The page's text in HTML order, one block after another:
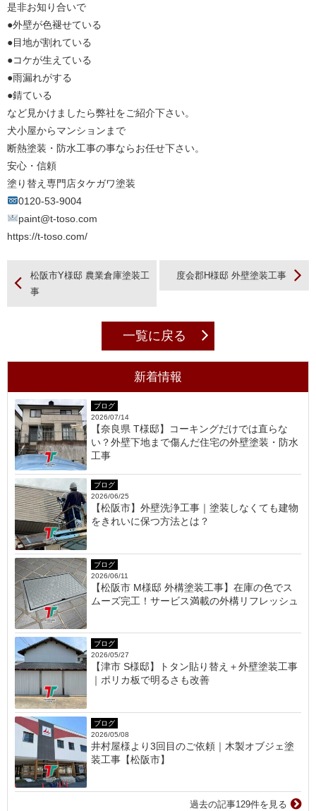
是非お知り合いで
●外壁が色褪せている
●目地が割れている
●コケが生えている
●雨漏れがする
●錆ている
など見かけましたら弊社をご紹介下さい。
犬小屋からマンションまで
断熱塗装・防水工事の事ならお任せ下さい。
安心・信頼
塗り替え専門店タケガワ塗装
0120-53-9004
paint@t-toso.com
https://t-toso.com/
松阪市Y様邸 農業倉庫塗装工
事
度会郡H様邸 外壁塗装工事
一覧に戻る
新着情報
ブログ
2026/07/14
【奈良県 T様邸】コーキングだけでは直らな
い？外壁下地まで傷んだ住宅の外壁塗装・防水
工事
ブログ
2026/06/25
【松阪市】外壁洗浄工事｜塗装しなくても建物
をきれいに保つ方法とは？
ブログ
2026/06/11
【松阪市 M様邸 外構塗装工事】在庫の色でス
ムーズ完工！サービス満載の外構リフレッシュ
ブログ
2026/05/27
【津市 S様邸】トタン貼り替え＋外壁塗装工事
｜ポリカ板で明るさも改善
ブログ
2026/05/08
井村屋様より3回目のご依頼｜木製オブジェ塗
装工事【松阪市】
過去の記事129件を見る